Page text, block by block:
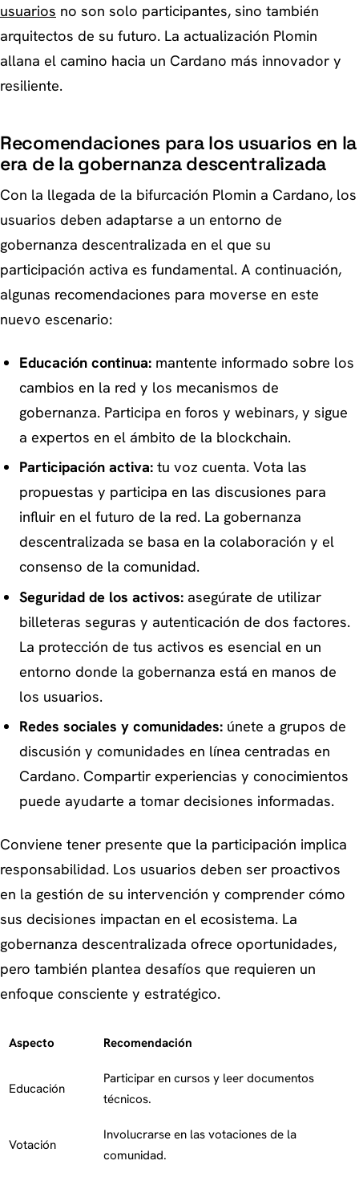
usuarios no son solo participantes, sino también
arquitectos de su futuro. La actualización Plomin
allana el camino hacia un Cardano más innovador y
resiliente.
Recomendaciones para los usuarios en la
era de la gobernanza descentralizada
Con la llegada de la bifurcación Plomin a Cardano, los
usuarios deben adaptarse a un entorno de
gobernanza descentralizada en el que su
participación activa es fundamental. A continuación,
algunas recomendaciones para moverse en este
nuevo escenario:
Educación continua:mantente informado sobre los
cambios en la red y los mecanismos de
gobernanza. Participa en foros y webinars, y sigue
a expertos en el ámbito de la blockchain.
Participación activa:tu voz cuenta. Vota las
propuestas y participa en las discusiones para
influir en el futuro de la red. La gobernanza
descentralizada se basa en la colaboración y el
consenso de la comunidad.
Seguridad de los activos:asegúrate de utilizar
billeteras seguras y autenticación de dos factores.
La protección de tus activos es esencial en un
entorno donde la gobernanza está en manos de
los usuarios.
Redes sociales y comunidades:únete a grupos de
discusión y comunidades en línea centradas en
Cardano. Compartir experiencias y conocimientos
puede ayudarte a tomar decisiones informadas.
Conviene tener presente que la participación implica
responsabilidad. Los usuarios deben ser proactivos
en la gestión de su intervención y comprender cómo
sus decisiones impactan en el ecosistema. La
gobernanza descentralizada ofrece oportunidades,
pero también plantea desafíos que requieren un
enfoque consciente y estratégico.
Aspecto Recomendación
Educación
Participar en cursos y leer documentos
técnicos.
Votación
Involucrarse en las votaciones de la
comunidad.